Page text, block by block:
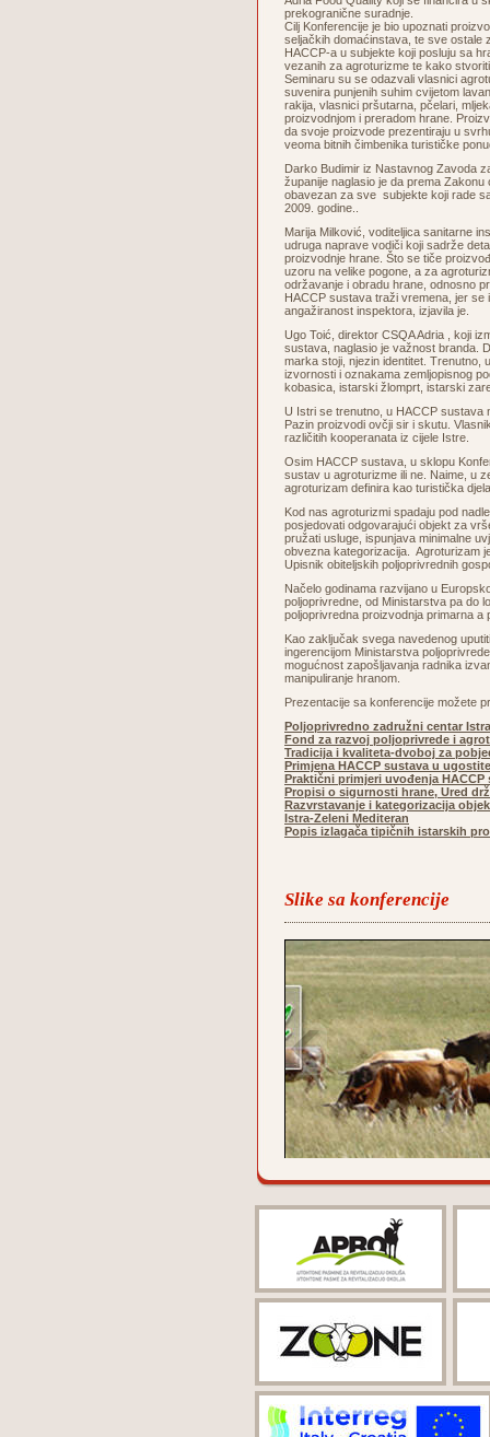
prekogranične suradnje.
Cilj Konferencije je bio upoznati
seljačkih domaćinstava, te sve ostale
HACCP-a u subjekte koji posluju sa
vezanih za agroturizme te kako
Seminaru su se odazvali vlasnici
suvenira punjenih suhim cvijetom
rakija, vlasnici pršutarna, pčelari,
proizvodnjom i preradom hrane.
da svoje proizvode prezentiraju u
veoma bitnih čimbenika turističke
Darko Budimir iz Nastavnog Zavoda
županije naglasio je da prema
obavezan za sve subjekte koji rade
2009. godine..
Marija Milković, voditeljica sanitarne
udruga naprave vodiči koji sadrže
proizvodnje hrane. Što se tiče
uzoru na velike pogone, a za
održavanje i obradu hrane, odnosno
HACCP sustava traži vremena, jer se
angažiranost inspektora, izjavila je.
Ugo Toić, direktor CSQA Adria , koji
sustava, naglasio je važnost branda.
marka stoji, njezin identitet. Trenutno,
izvornosti i oznakama zemljopisnog
kobasica, istarski žlomprt, istarski
U Istri se trenutno, u HACCP sustava
Pazin proizvodi ovčji sir i skutu.
različitih kooperanata iz cijele Istre.
Osim HACCP sustava, u sklopu
sustav u agroturizme ili ne. Naime, u
agroturizam definira kao turistička
Kod nas agroturizmi spadaju pod
posjedovati odgovarajući objekt za
pružati usluge, ispunjava minimalne
obvezna kategorizacija. Agroturizam
Upisnik obiteljskih poljoprivrednih
Načelo godinama razvijano u
poljoprivredne, od Ministarstva pa do
poljoprivredna proizvodnja primarna a
Kao zaključak svega navedenog
ingerencijom Ministarstva
mogućnost zapošljavanja radnika
manipuliranje hranom.
Prezentacije sa konferencije možete
Poljoprivredno zadružni centar Istra
Fond za razvoj poljoprivrede i
Tradicija i kvaliteta-dvoboj za
Primjena HACCP sustava u
Praktični primjeri uvođenja
Propisi o sigurnosti hrane, Ured
Razvrstavanje i kategorizacija
Istra-Zeleni Mediteran
Popis izlagača tipičnih istarskih
Slike sa konferencije